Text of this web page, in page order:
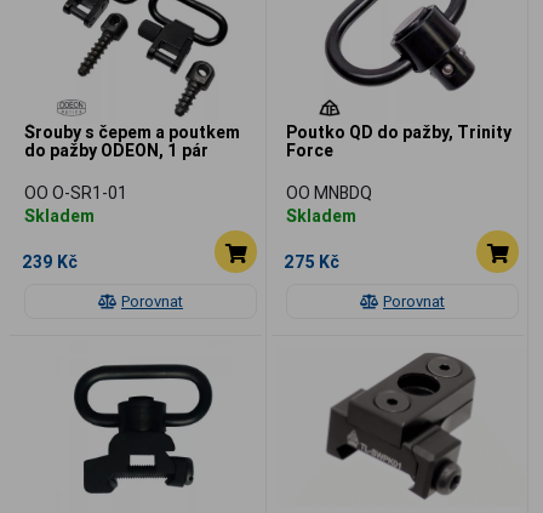
Porovnat
Šrouby s čepem a poutkem
do pažby ODEON, 1 pár
OO O-SR1-01
Skladem
239 Kč
Porovnat
Poutko QD do pažby, Trinity
Force
OO MNBDQ
Skladem
275 Kč